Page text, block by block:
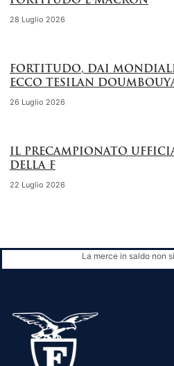
28 Luglio 2026
FORTITUDO, DAI
ECCO TESILAN
26 Luglio 2026
IL PRECAMPIONATO
DELLA F
22 Luglio 2026
La merce in saldo non